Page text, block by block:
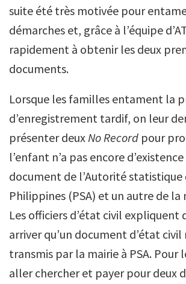
suite été très motivée pour
démarches et, grâce à l’équipe
rapidement à obtenir les deux
documents.
Lorsque les familles entament la
d’enregistrement tardif, on leur
présenter deuxNo Record pour
l’enfant n’a pas encore
document de l’Autorité statistique
Philippines (PSA) et un autre de la
Les officiers d’état civil expliquent
arriver qu’un document d’état civil
transmis par la mairie à PSA. Pour
aller chercher et payer pour deux